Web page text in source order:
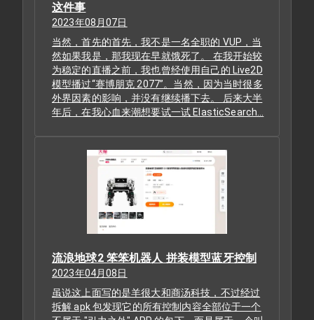
这件事
2023年08月07日
当然，首先的首先，我不是一名全职的 VUP，当
然如果我是，那我现在早就饿死了。 在我开始较
为稳定的直播之前，我也曾经使用自己的 Live2D
模型播过“赛博朋克 2077”。当然，因为当时很多
外界因素的影响，并没有继续播下去。 后来大半
年后，在我心血来潮想要试一试 ElasticSearch…
流浪地球2 笨笨机器人 拼装模型蓝牙控制
2023年04月08日
虽说这上面写的是羊很大和商汤科技，不过经过
拆解 apk 包发现它的所有控制内容全部位于一个